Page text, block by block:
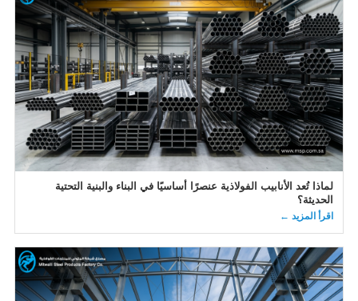
لماذا تُعد الأنابيب الفولاذية عنصرًا أساسيًا في البناء والبنية التحتية
الحديثة؟
اقرأ المزيد ←